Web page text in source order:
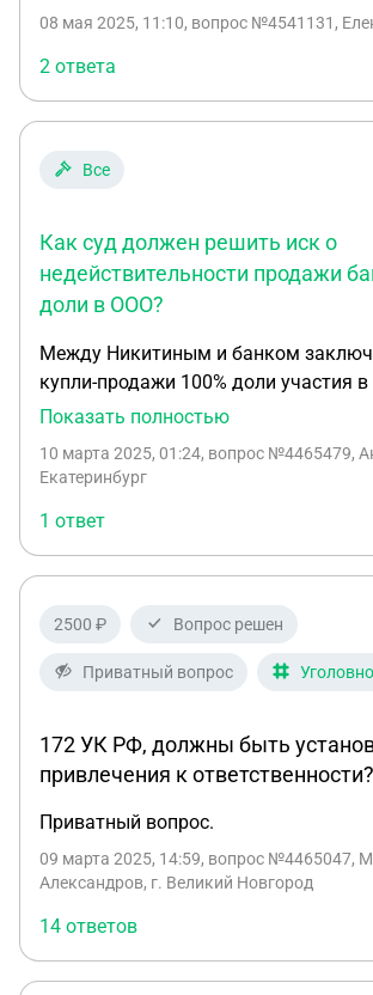
08 мая 2025, 11:10, вопрос №4541131,
2 ответа
Все
Как суд должен решить иск о
недействительности продажи
доли в ООО?
Между Никитиным и банком
купли-продажи 100% доли участия
«Конрад». На момент совершения
помещение с магазином
магазина. Департамент по
муниципальным имуществом
иском о признании сделки
противоречит требованиям
данная сделка не соответствует
Показать полностью
10 марта 2025, 01:24, вопрос №4465479,
Екатеринбург
1 ответ
2500 ₽ Вопрос решен
Приватный вопрос
172 УК РФ, должны быть
привлечения к ответственности?
Приватный вопрос.
09 марта 2025, 14:59, вопрос №4465047,
Александров, г. Великий Новгород
14 ответов